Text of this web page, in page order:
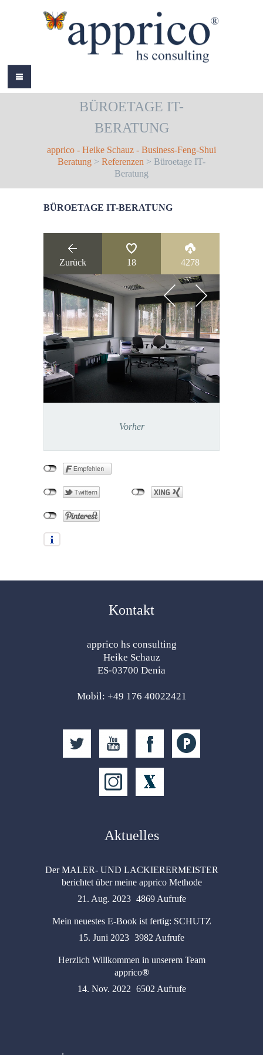
ÜBER MICH
LEISTUNGEN
AKTUELLES
BÜCHER
COLOURS
KONTAKT
BÜROETAGE IT-
BERATUNG
apprico - Heike Schauz - Business-Feng-Shui
Beratung > Referenzen > Büroetage IT-
Beratung
BÜROETAGE IT-BERATUNG
Vorher
Zurück 18 4278
Kontakt
apprico hs consulting
Heike Schauz
ES-03700 Denia
Mobil: +49 176 40022421
Aktuelles
Der MALER- UND LACKIERERMEISTER
berichtet über meine apprico Methode
21. Aug. 2023 4869 Aufrufe
Mein neuestes E-Book ist fertig: SCHUTZ
15. Juni 2023 3982 Aufrufe
Herzlich Willkommen in unserem Team
apprico®
14. Nov. 2022 6502 Aufrufe